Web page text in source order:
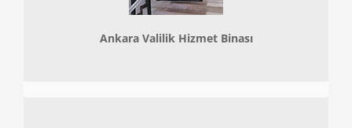
Ankara Valilik Hizmet Binası